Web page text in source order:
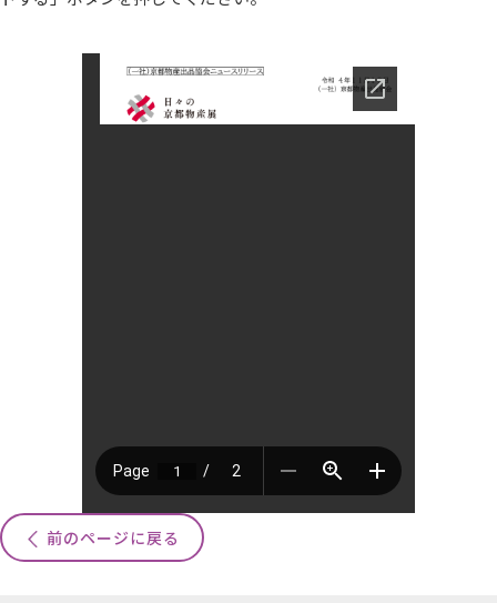
前のページに戻る